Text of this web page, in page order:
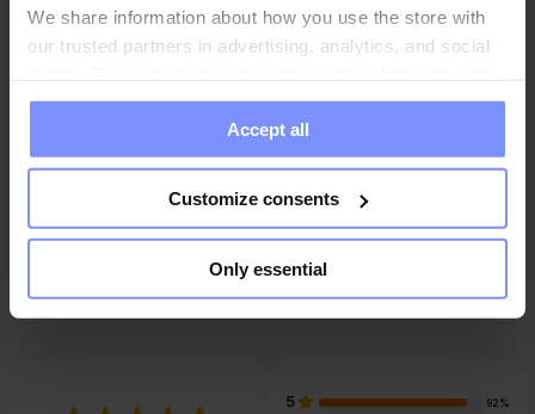
We share information about how you use the store with
our trusted partners in advertising, analytics, and social
information you have provided to them or that they have
collected when you use their services. Do you agree?
Accept all
Customize consents
Only essential
Parameter
FAQ
5 92%